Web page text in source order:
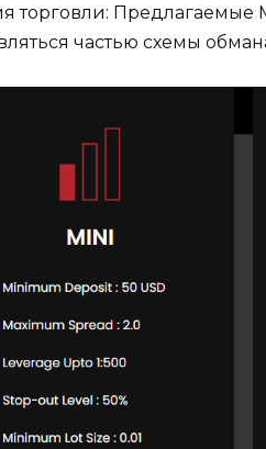
торговли: Предлагаемые
частью схемы